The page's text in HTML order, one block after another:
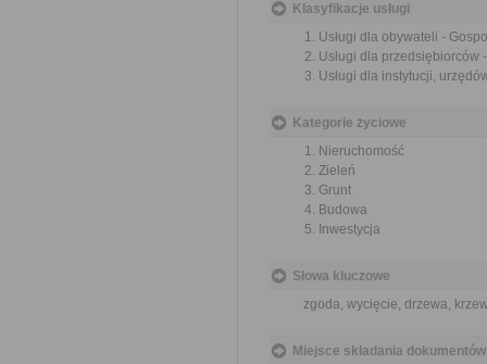
Klasyfikacje usługi
Usługi dla obywateli -
Usługi dla przedsiębiorców
Usługi dla instytucji,
Kategorie życiowe
Nieruchomość
Zieleń
Grunt
Budowa
Inwestycja
Słowa kluczowe
zgoda, wycięcie, drzewa,
Miejsce składania dokumentów